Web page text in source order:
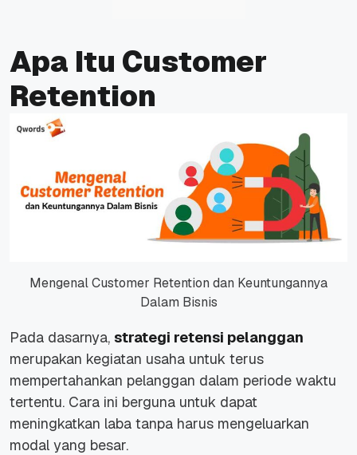
Apa Itu Customer
Retention
Mengenal Customer Retention dan Keuntungannya
Dalam Bisnis
Pada dasarnya, strategi retensi pelanggan
merupakan kegiatan usaha untuk terus
mempertahankan pelanggan dalam periode waktu
tertentu. Cara ini berguna untuk dapat
meningkatkan laba tanpa harus mengeluarkan
modal yang besar.